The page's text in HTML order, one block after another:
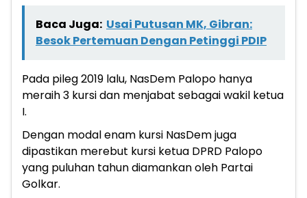
Baca Juga: Usai Putusan MK, Gibran:
Besok Pertemuan Dengan Petinggi PDIP
Pada pileg 2019 lalu, NasDem Palopo hanya
meraih 3 kursi dan menjabat sebagai wakil ketua
I.
Dengan modal enam kursi NasDem juga
dipastikan merebut kursi ketua DPRD Palopo
yang puluhan tahun diamankan oleh Partai
Golkar.